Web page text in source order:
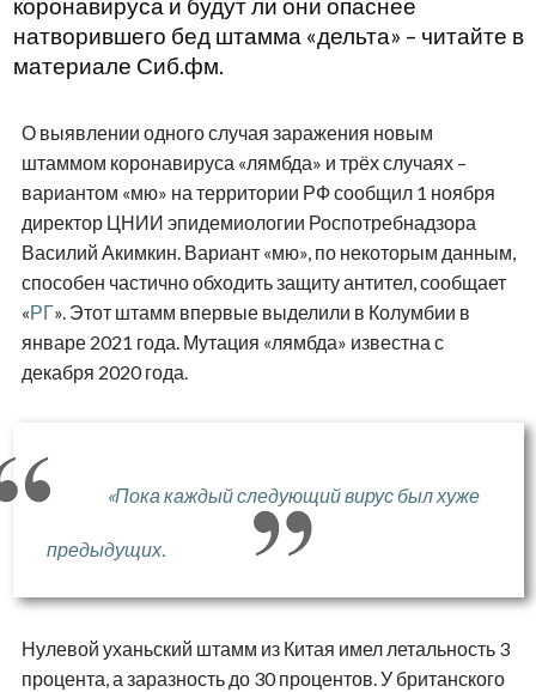
коронавируса и будут ли они опаснее
натворившего бед штамма «дельта» – читайте в
материале Сиб.фм.
О выявлении одного случая заражения новым
штаммом коронавируса «лямбда» и трёх случаях –
вариантом «мю» на территории РФ сообщил 1 ноября
директор ЦНИИ эпидемиологии Роспотребнадзора
Василий Акимкин. Вариант «мю», по некоторым данным,
способен частично обходить защиту антител, сообщает
«РГ». Этот штамм впервые выделили в Колумбии в
январе 2021 года. Мутация «лямбда» известна с
декабря 2020 года.
«Пока каждый следующий вирус был хуже
предыдущих.
Нулевой уханьский штамм из Китая имел летальность 3
процента, а заразность до 30 процентов. У британского